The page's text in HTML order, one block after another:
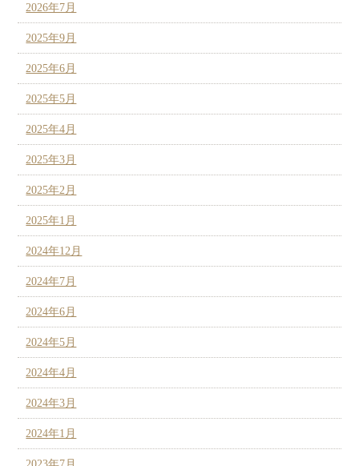
2026年7月
2025年9月
2025年6月
2025年5月
2025年4月
2025年3月
2025年2月
2025年1月
2024年12月
2024年7月
2024年6月
2024年5月
2024年4月
2024年3月
2024年1月